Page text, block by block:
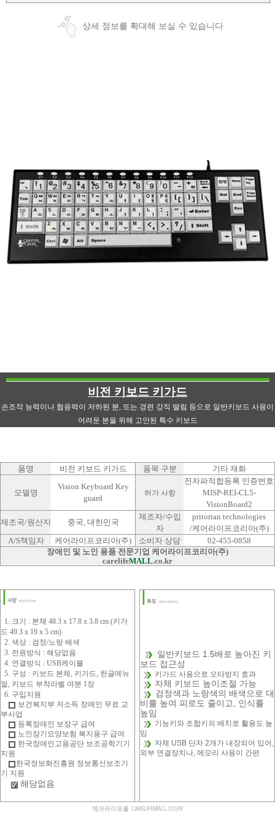
상세 정보를 확대해 보실 수 있습니다
비전 키보드 키가드
손조작 능력이나 협응력이 저하된 분, 또는 경련 강직 떨림 등으로 일반키보드 사용이
어려운 분을 위해 고안된 특수 키보드
품명 비전 키보드 키가드 품목 구분 기타 재화
모델명
Vision Keyboard Key
guard
허가 사항
전자파적합등록 인증번호
MISP-REI-CL5-
VisionBoard2
제조국/원산지
중국, 대한민국
제조자/수입
자
pritorian technologies
/케어라이프코리아(주)
A/S책임자
케어라이프코리아(주) 소비자 상담
02-455-0858
장애인 및 노인 용품 전문기업 케어라이프코리아(주)
carelifeMALL.co.kr
1. 크기 : 본체 48.3 x 17.8 x 3.8 cm (키가
드 49.3 x 19 x 5 cm)
2. 색상 : 검정/노랑 배색
3. 전원방식 : 해당없음
4. 연결방식 : USB케이블
5. 구성 : 키보드 본체, 키가드, 한글메뉴
얼, 키보드 부착라벨 여분 1장
6. 구입지원
보건복지부 저소득 장애인 무료 교
부사업
등록장애인 보장구 급여
노인장기요양보험 복지용구 급여
한국장애인고용공단 보조공학기기
지원
한국정보화진흥원 정보통신보조기
기 지원
해당없음
일반키보드 1.5배로 높아진 키
보드 접근성
키가드 사용으로 오타방지 효과
자체 키보드 높이조절 가능
검정색과 노랑색의 배색으로 대
비를 높여 피로도 줄이고, 인식률
높임
기능키와 조합키의 배치로 활용도 높
임
자체 USB 단자 2개가 내장되어 있어,
외부 연결장치나, 메모리 사용이 간편